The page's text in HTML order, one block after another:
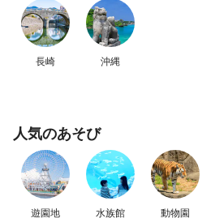
長崎 沖縄
人気のあそび
遊園地 水族館 動物園